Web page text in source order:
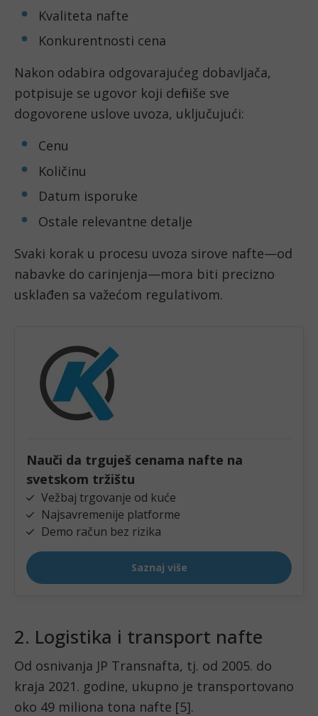
Kvaliteta nafte
Konkurentnosti cena
Nakon odabira odgovarajućeg dobavljača,
potpisuje se ugovor koji definiše sve
dogovorene uslove uvoza, uključujući:
Cenu
Količinu
Datum isporuke
Ostale relevantne detalje
Svaki korak u procesu uvoza sirove nafte—od
nabavke do carinjenja—mora biti precizno
usklađen sa važećom regulativom.
2. Logistika i transport nafte
Od osnivanja JP Transnafta, tj. od 2005. do
kraja 2021. godine, ukupno je transportovano
oko 49 miliona tona nafte [5].